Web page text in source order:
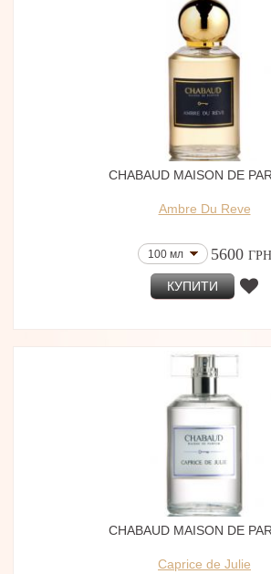
CHABAUD MAISON DE
Ambre Du Reve
100 мл 5600 ГРН
КУПИТИ
CHABAUD MAISON DE
Caprice de Julie